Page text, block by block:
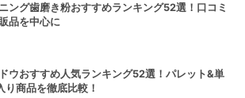
ング歯磨き粉おすすめランキング52選！口コミ
品を中心に
ウおすすめ人気ランキング52選！パレット&単
り商品を徹底比較！